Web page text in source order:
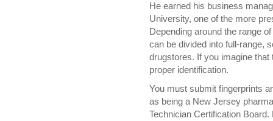
He earned his business
University, one of the more
Depending around the range
can be divided into full-range,
drugstores. If you imagine
proper identification.
You must submit fingerprints
as being a New Jersey
Technician Certification